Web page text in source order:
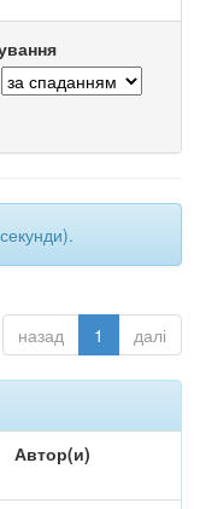
назад 1 далі
Автор(и)